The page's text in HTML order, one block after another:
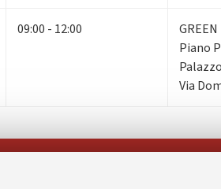
09:00 - 12:00
GREEN
Piano
Via